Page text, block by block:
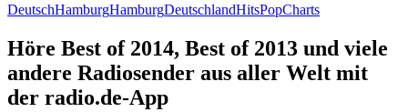
DeutschHamburgHamburgDeutschlandHitsPopCharts
Höre Best of 2014, Best of 2013 und viele
andere Radiosender aus aller Welt mit
der radio.de-App